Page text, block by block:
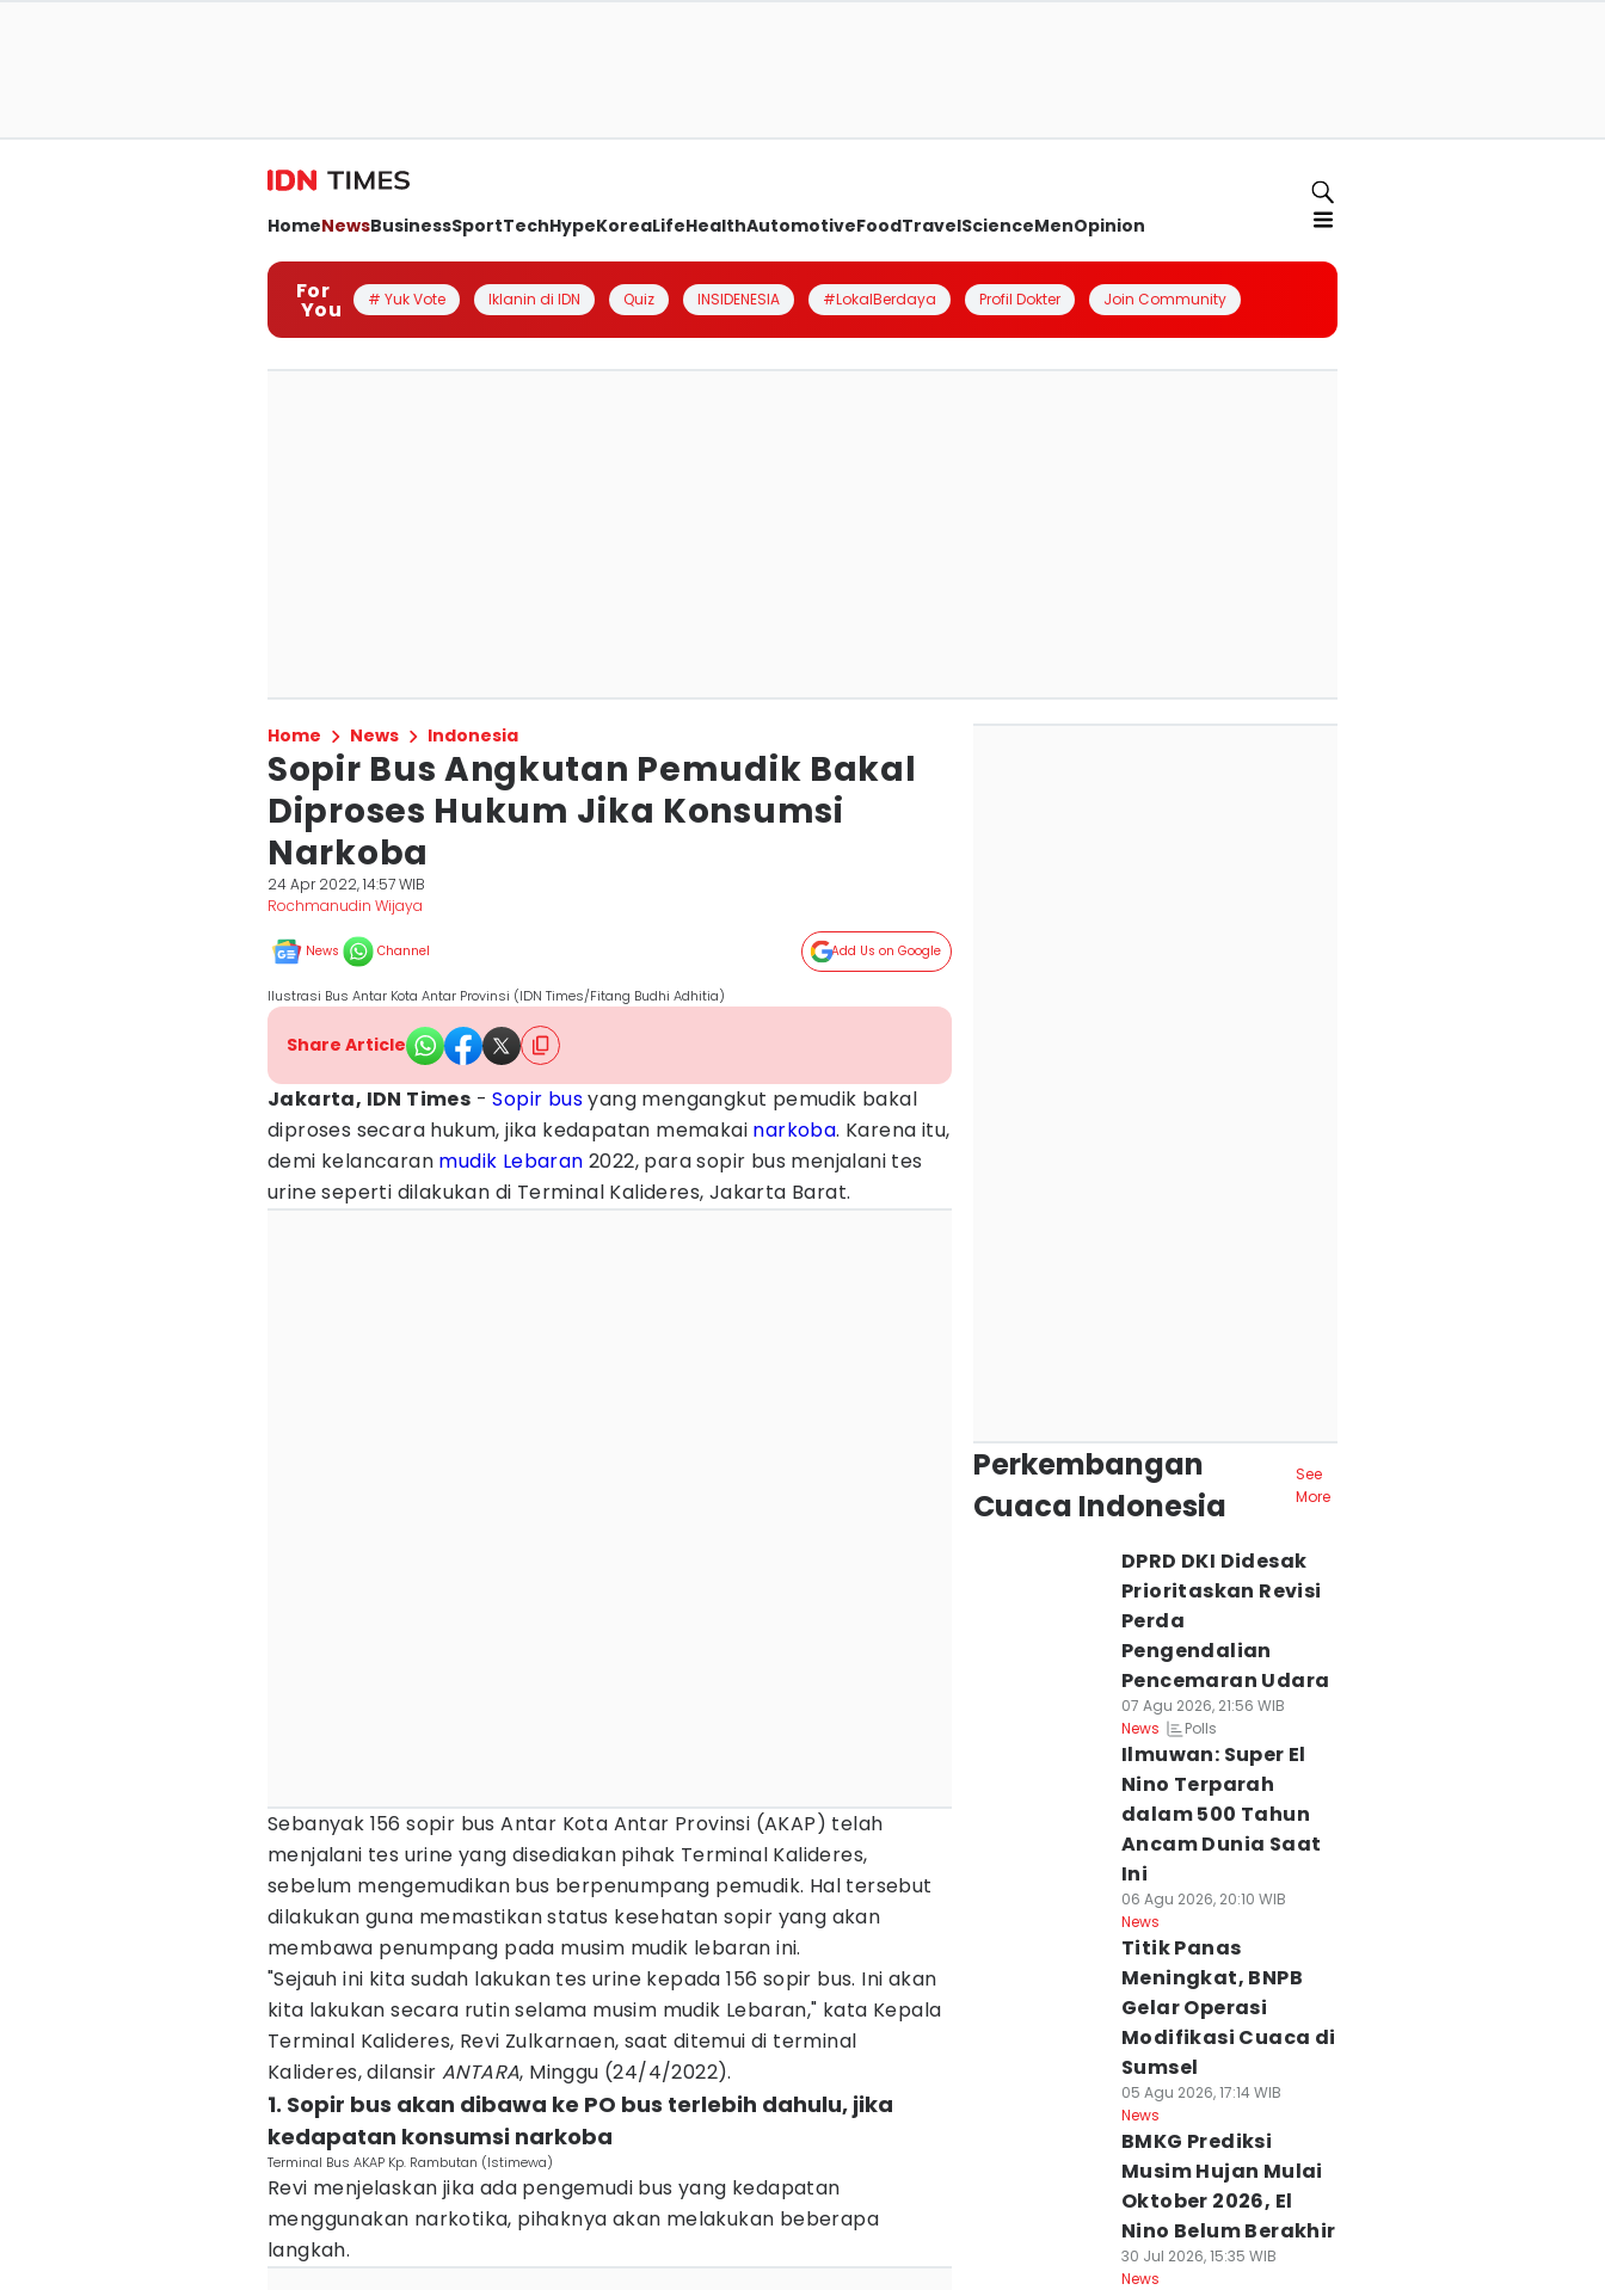
HomeNewsBusinessSportTechHypeKoreaLifeHealthAutomotiveFoodTravelScienceMenOpinion
For
You # Yuk Vote Iklanin di IDN Quiz INSIDENESIA #LokalBerdaya Profil Dokter Join Community
Home News Indonesia
Sopir Bus Angkutan Pemudik Bakal
Diproses Hukum Jika Konsumsi
Narkoba
24 Apr 2022, 14:57 WIB
Rochmanudin Wijaya
News Channel Add Us on Google
Ilustrasi Bus Antar Kota Antar Provinsi (IDN Times/Fitang Budhi Adhitia)
Share Article
Jakarta, IDN Times -Sopir busyang mengangkut pemudik bakal
diproses secara hukum, jika kedapatan memakai narkoba. Karena itu,
demi kelancaran mudik Lebaran 2022, para sopir bus menjalani tes
urine seperti dilakukan di Terminal Kalideres, Jakarta Barat.
Sebanyak 156 sopir bus Antar Kota Antar Provinsi (AKAP) telah
menjalani tes urine yang disediakan pihak Terminal Kalideres,
sebelum mengemudikan bus berpenumpang pemudik. Hal tersebut
dilakukan guna memastikan status kesehatan sopir yang akan
membawa penumpang pada musim mudik lebaran ini.
"Sejauh ini kita sudah lakukan tes urine kepada 156 sopir bus. Ini akan
kita lakukan secara rutin selama musim mudik Lebaran," kata Kepala
Terminal Kalideres, Revi Zulkarnaen, saat ditemui di terminal
Kalideres, dilansir ANTARA, Minggu (24/4/2022).
1. Sopir bus akan dibawa ke PO bus terlebih dahulu, jika
kedapatan konsumsi narkoba
Terminal Bus AKAP Kp. Rambutan (Istimewa)
Revi menjelaskan jika ada pengemudi bus yang kedapatan
menggunakan narkotika, pihaknya akan melakukan beberapa
langkah.
Perkembangan
Cuaca Indonesia
See
More
DPRD DKI Didesak
Prioritaskan Revisi
Perda
Pengendalian
Pencemaran Udara
07 Agu 2026, 21:56 WIB
News
Polls
Ilmuwan: Super El
Nino Terparah
dalam 500 Tahun
Ancam Dunia Saat
Ini
06 Agu 2026, 20:10 WIB
News
Titik Panas
Meningkat, BNPB
Gelar Operasi
Modifikasi Cuaca di
Sumsel
05 Agu 2026, 17:14 WIB
News
BMKG Prediksi
Musim Hujan Mulai
Oktober 2026, El
Nino Belum Berakhir
30 Jul 2026, 15:35 WIB
News